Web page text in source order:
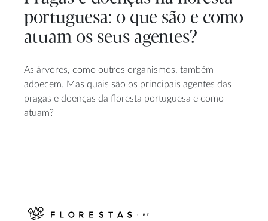
portuguesa: o que são e como
atuam os seus agentes?
As árvores, como outros organismos, também
adoecem. Mas quais são os principais agentes das
pragas e doenças da floresta portuguesa e como
atuam?